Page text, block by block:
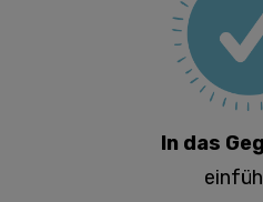
In das